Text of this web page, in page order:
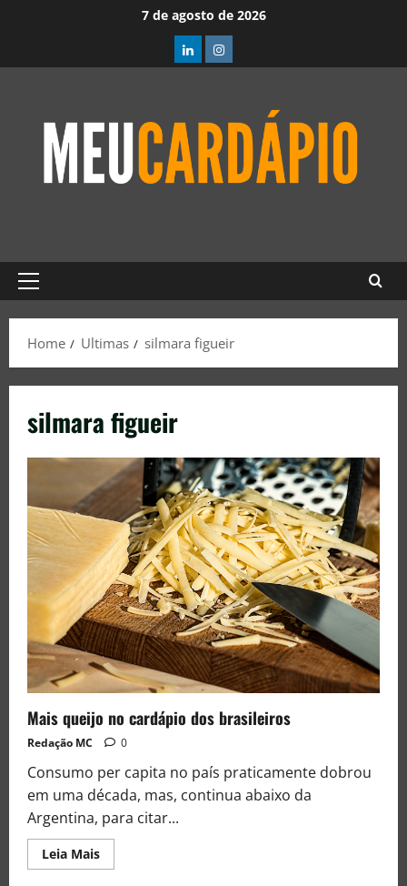
7 de agosto de 2026
Home Ultimas silmara figueir
silmara figueir
Mais queijo no cardápio dos brasileiros
Redação MC 0
Consumo per capita no país praticamente dobrou
em uma década, mas, continua abaixo da
Argentina, para citar...
Leia Mais